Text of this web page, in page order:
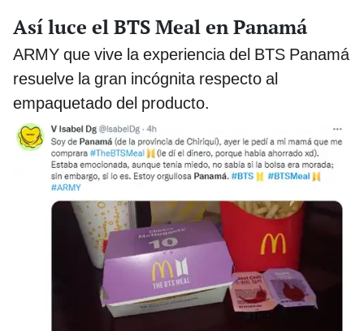
Así luce el BTS Meal en Panamá
ARMY que vive la experiencia del BTS Panamá
resuelve la gran incógnita respecto al
empaquetado del producto.